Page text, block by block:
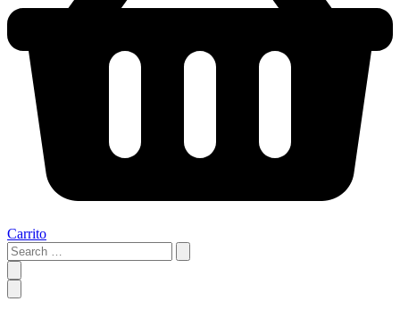
Carrito
Search
…